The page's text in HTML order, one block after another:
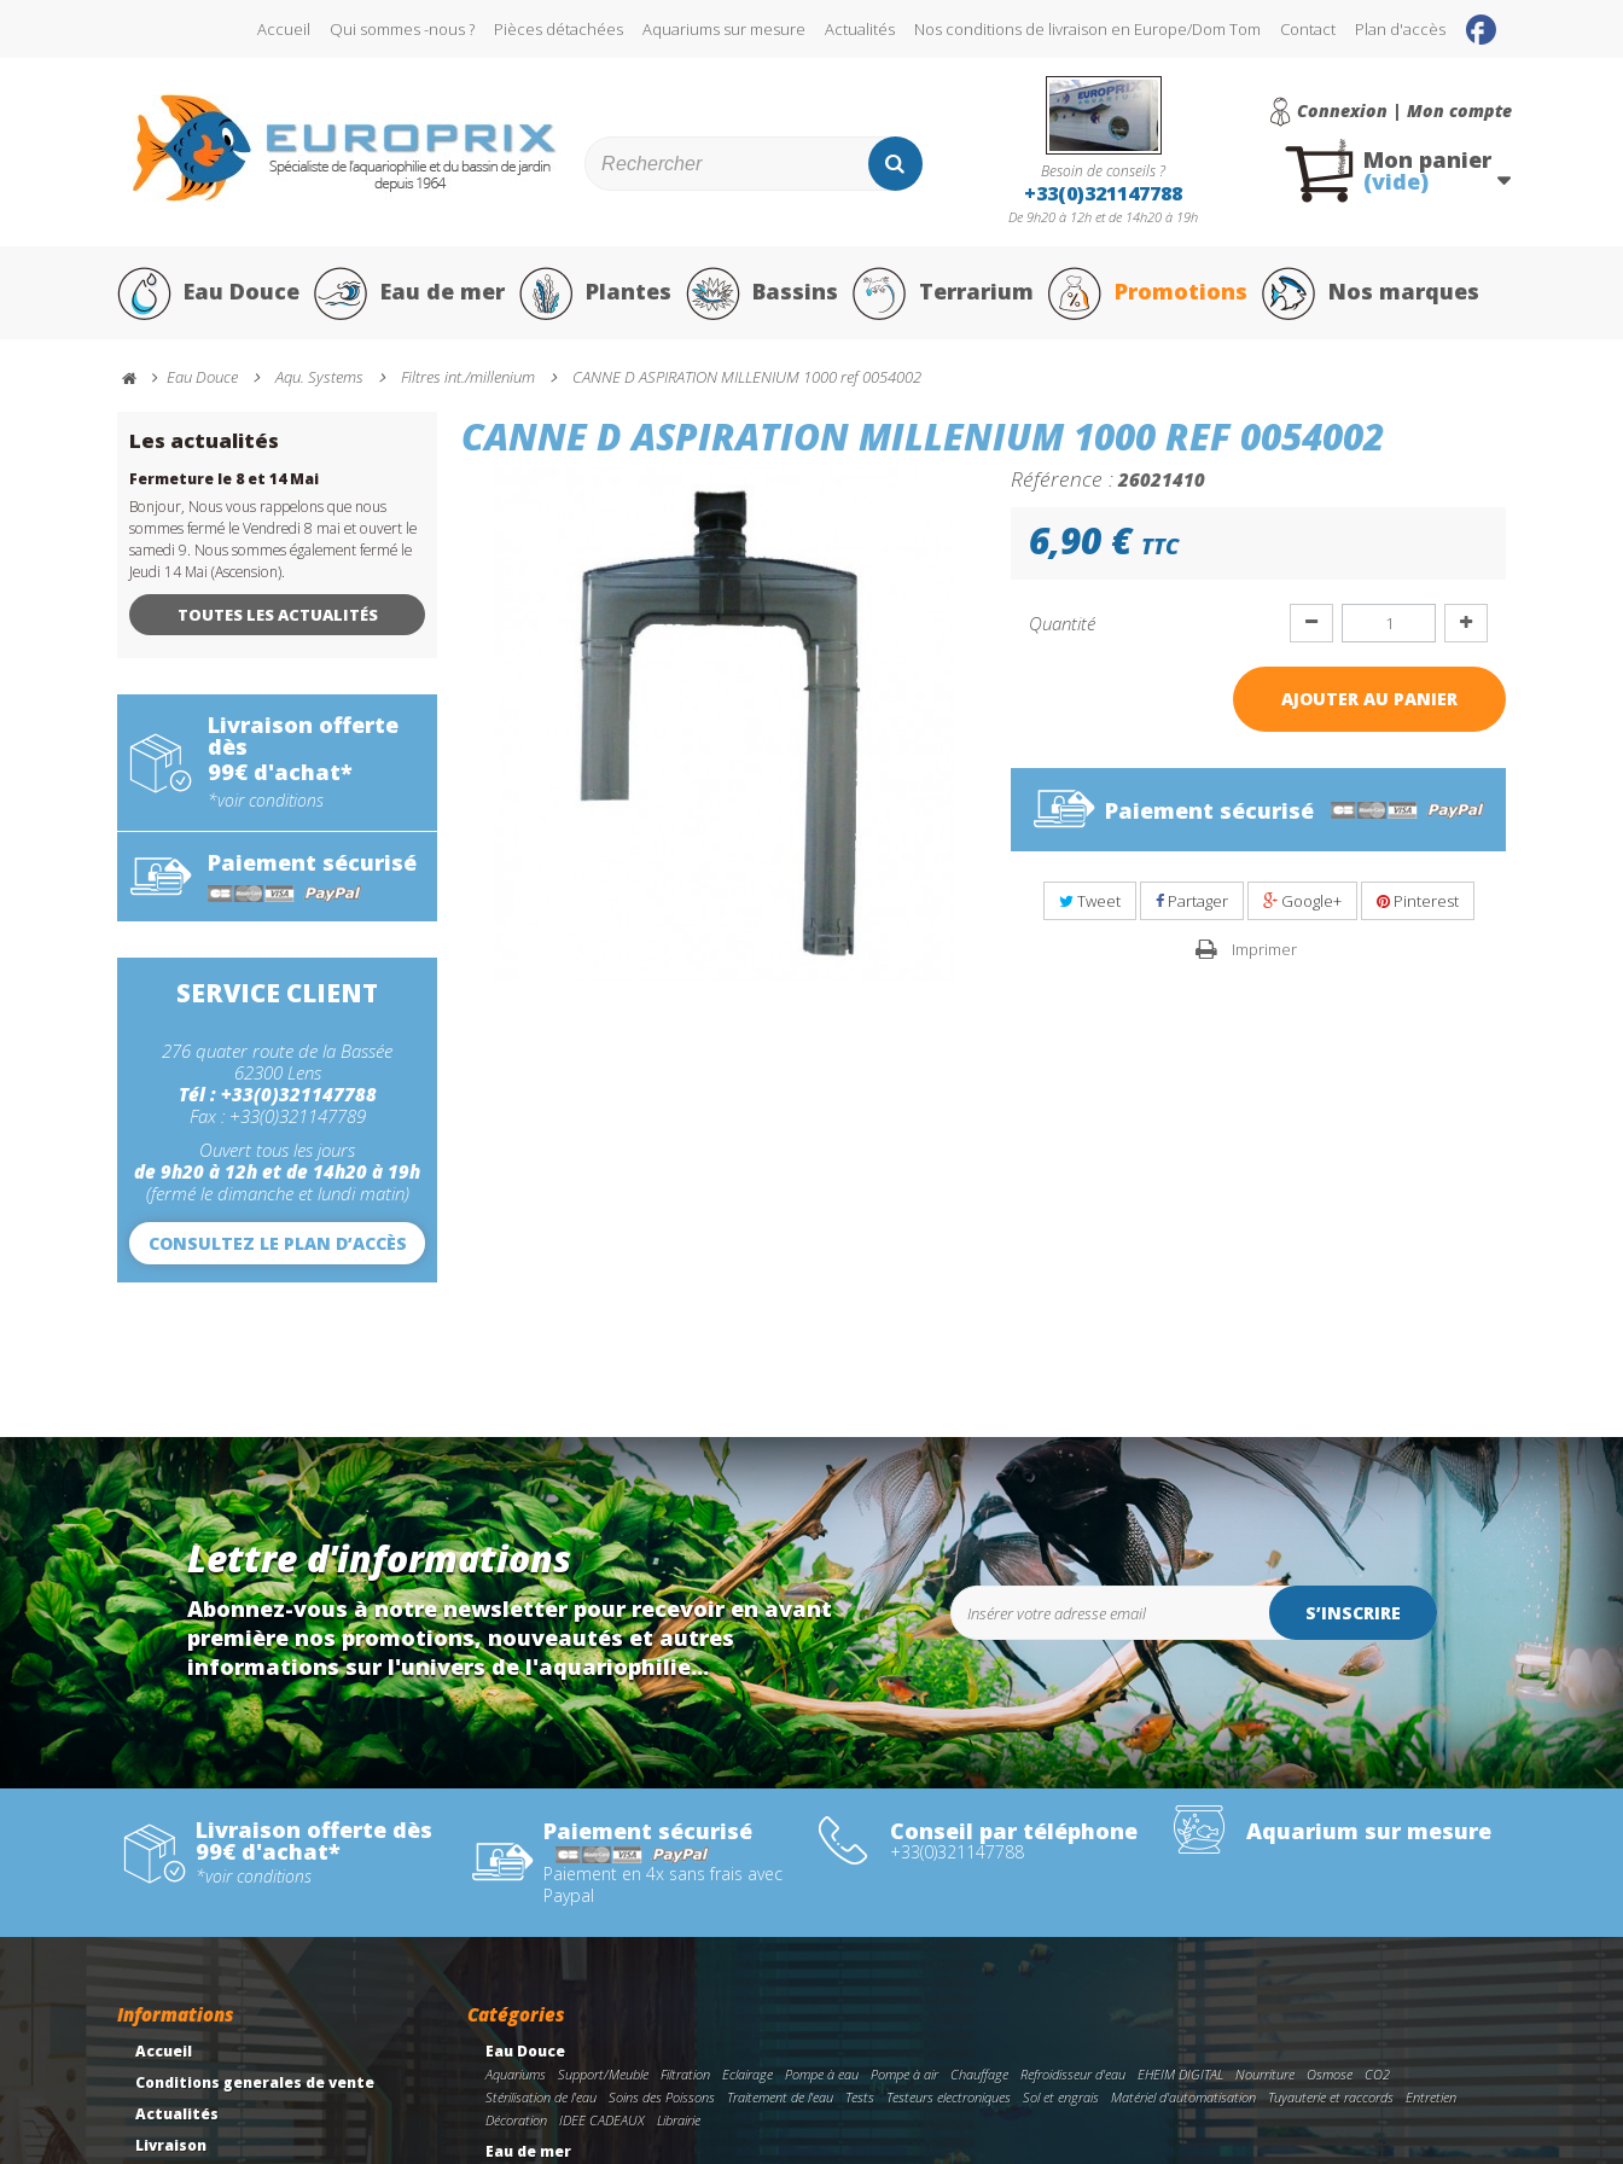
Accueil Qui sommes -nous ? Pièces détachées Aquariums sur mesure Actualités Nos conditions de livraison en Europe/Dom Tom Contact Plan d'accès
Connexion | Mon compte
Besoin de conseils ?
+33(0)321147788
De 9h20 à 12h et de 14h20 à 19h
Mon panier
(vide)
Eau Douce Eau de mer Plantes Bassins Terrarium Promotions Nos marques
Eau Douce Aqu. Systems Filtres int./millenium CANNE D ASPIRATION MILLENIUM 1000 ref 0054002
CANNE D ASPIRATION MILLENIUM 1000 REF 0054002
Référence : 26021410
6,90 € TTC
Quantité
AJOUTER AU PANIER
Paiement sécurisé
Tweet Partager Google+ Pinterest
Imprimer
Les actualités
Fermeture le 8 et 14 Mai
Bonjour, Nous vous rappelons que nous
sommes fermé le Vendredi 8 mai et ouvert le
samedi 9. Nous sommes également fermé le
Jeudi 14 Mai (Ascension).
TOUTES LES ACTUALITÉS
Livraison offerte
dès
99€ d'achat*
*voir conditions
Paiement sécurisé
SERVICE CLIENT
276 quater route de la Bassée
62300 Lens
Tél : +33(0)321147788
Fax : +33(0)321147789
Ouvert tous les jours
de 9h20 à 12h et de 14h20 à 19h
(fermé le dimanche et lundi matin)
CONSULTEZ LE PLAN D’ACCÈS
Lettre d'informations
Abonnez-vous à notre newsletter pour recevoir en avant
première nos promotions, nouveautés et autres
informations sur l'univers de l'aquariophilie...
S’INSCRIRE
Livraison offerte dès
99€ d'achat*
*voir conditions
Paiement sécurisé
Paiement en 4x sans frais avec
Paypal
Conseil par téléphone
+33(0)321147788
Aquarium sur mesure
Informations
Accueil
Conditions generales de vente
Actualités
Livraison
Catégories
Eau Douce
Aquariums Support/Meuble Filtration Eclairage Pompe à eau Pompe à air Chauffage Refroidisseur d'eau EHEIM DIGITAL Nourriture Osmose
CO2
Stérilisation de l'eau
Soins des Poissons Traitement de l'eau Tests Testeurs electroniques Sol et engrais Matériel d'automatisation Tuyauterie et raccords
Entretien
Décoration
IDEE CADEAUX Librairie
Eau de mer